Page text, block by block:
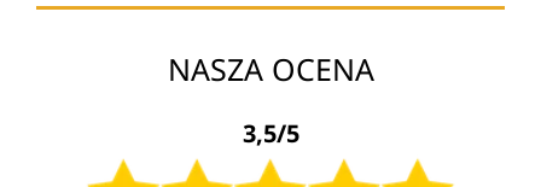
NASZA OCENA
3,5/5